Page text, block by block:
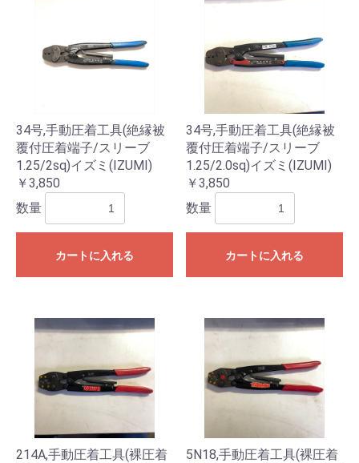
34号,手動圧着工具(絶縁被
覆付圧着端子/スリーブ
1.25/2sq)イズミ(IZUMI)
￥3,850
数量
カートに入れる
34号,手動圧着工具(絶縁被
覆付圧着端子/スリーブ
1.25/2.0sq)イズミ(IZUMI)
￥3,850
数量
カートに入れる
214A,手動圧着工具(裸圧着
5N18,手動圧着工具(裸圧着
お買い物を続ける カートへ進む